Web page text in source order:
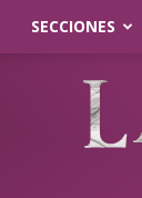
SECCIONES